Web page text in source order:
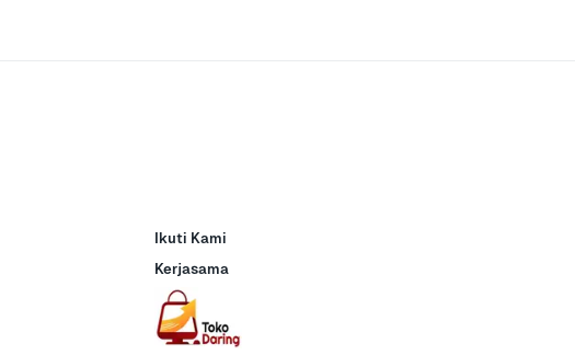
Ikuti Kami
Kerjasama